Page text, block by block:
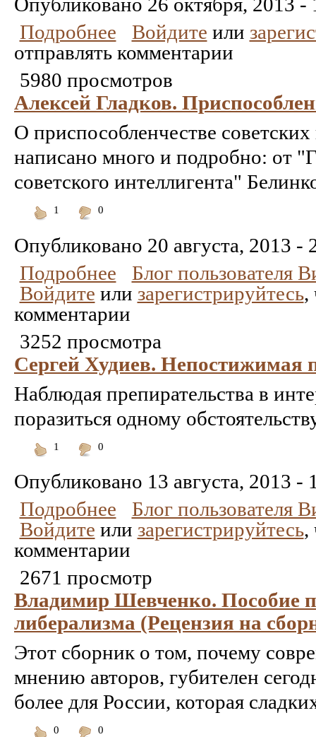
Подробнее
Войдите или
отправлять комментарии
5980 просмотров
Алексей Гладков.
О приспособленчестве
написано много и подробно: от
советского интеллигента"
1
0
Опубликовано 20 августа, 2013 -
Подробнее
Блог пользователя
Войдите или зарегистрируйтесь,
комментарии
3252 просмотра
Сергей Худиев. Непостижимая
Наблюдая препирательства в
поразиться одному
1
0
Опубликовано 13 августа, 2013 -
Подробнее
Блог пользователя
Войдите или зарегистрируйтесь,
комментарии
2671 просмотр
Владимир Шевченко. Пособие
либерализма (Рецензия на
Этот сборник о том, почему
мнению авторов, губителен
более для России, которая
0
0